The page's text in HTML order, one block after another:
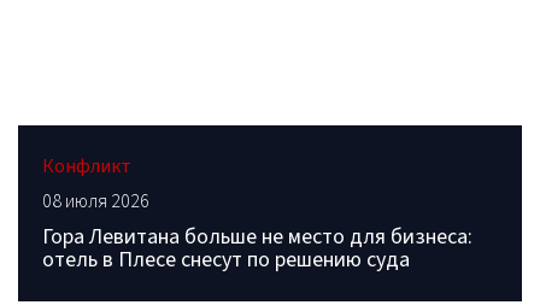
Конфликт
08 июля 2026
Гора Левитана больше не место для бизнеса:
отель в Плесе снесут по решению суда